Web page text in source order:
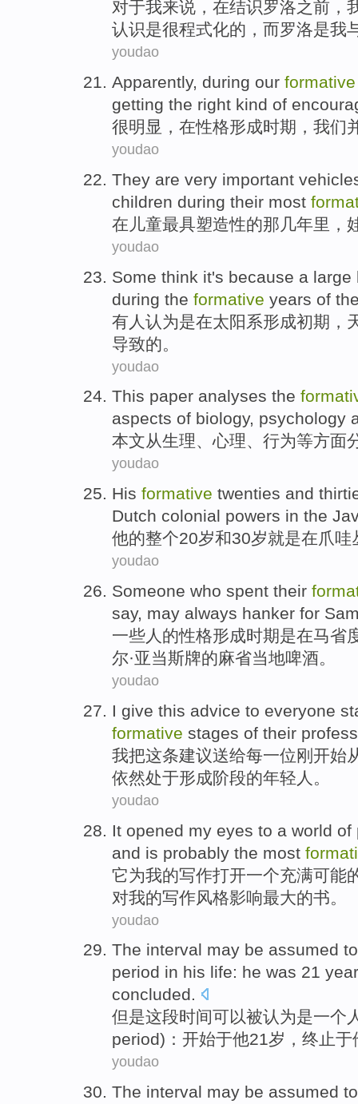
对于我来说，在结识罗洛之前，
认识是很程式化的，而罗洛是我
youdao
Apparently, during our formative
getting the right kind of
很明显 ， 在性格形成时期， 我们
youdao
They are very important
children during their most
在 儿童最具塑造性的那 几年里 ，
youdao
Some think it's because a large
during the formative years of
有人 认为是在太阳系形成初期，
导致的 。
youdao
This paper analyses the
aspects of biology, psychology
本文从生理、心理、 行为等方面
youdao
His formative twenties and
Dutch colonial powers in the
他的整个20岁和30岁就是在爪哇
youdao
Someone who spent their
say, may always hanker for
一些人 的性格形成时期是在马省
尔·亚当斯牌的麻省当地啤酒。
youdao
I give this advice to everyone
formative stages of their
我把这条建议送给每一位 刚开始
依然处于形成阶段的年轻人。
youdao
It opened my eyes to a world of
and is probably the most
它为我的写作打开一个充满可能
对我的写作风格影响最大的书。
youdao
The interval may be assumed
period in his life: he was 21
concluded.
但是这段时间可以被认为是一个
period)： 开始于他21岁 ， 终止于
youdao
The interval may be assumed